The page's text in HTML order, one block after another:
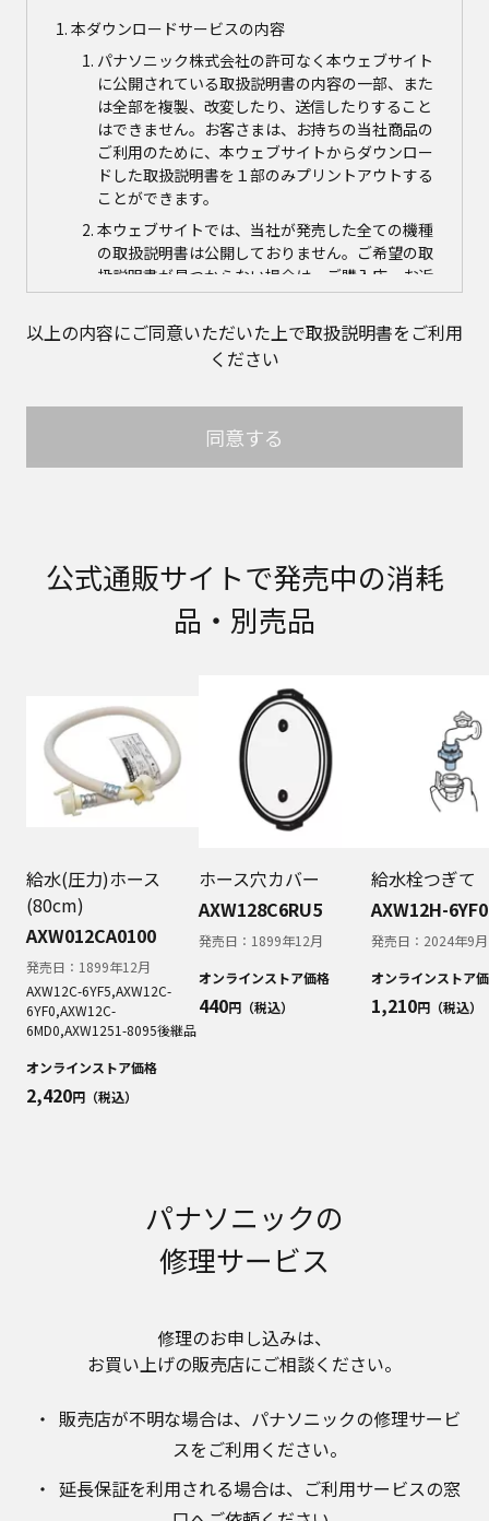
本ダウンロードサービスの内容
パナソニック株式会社の許可なく本ウェブサイト
に公開されている取扱説明書の内容の一部、また
は全部を複製、改変したり、送信したりすること
はできません。お客さまは、お持ちの当社商品の
ご利用のために、本ウェブサイトからダウンロー
ドした取扱説明書を１部のみプリントアウトする
ことができます。
本ウェブサイトでは、当社が発売した全ての機種
の取扱説明書は公開しておりません。ご希望の取
扱説明書が見つからない場合は、ご購入店、お近
くの当社商品の取扱店、または当社サービス会社
に直接お問い合わせの上、ご購入いただきますよ
うお願いいたします。ただし、商品自体の生産中
止などの理由により、当該商品につき取扱説明書
めご了承ください。
本ウェブサイトに公開されている取扱説明書の対
象商品が生産中止などの理由でご購入できない場
のお取り扱いについて。パナソニック株式会社お
内容を、ご相談への対応や修理、その確認などの
する場合や正当な理由がある場合を除き、第三者
に提供しません。お問い合わせは、ご相談された
窓口にご連絡ください。
なお、本ウェブサイトに公開されている取扱説明
書は、原則として商品が発売された当初のものを
掲載しています。したがいまして、会社名やお客
様ご相談窓口の連絡先などが変更されている場合
いる説明書の記載内容と、お客様がお持ちの商品
の仕様がその後のマイナーチェンジにより、異な
る場合があります。本ウェブサイトに公開されて
いる取扱説明書の内容とお手持ちの商品の仕様に
相違がある場合は、ご購入店、お近くの当社商品
の取扱店、または当社サービス会社に直接お問い
合わせください。また、商品に同梱される取扱説
明書が改訂されている場合、当社の選択により、
予告なく、発売当初のものに代えて、改訂版を本
ウェブサイトに掲載する場合もあります。ただ
し、本ウェブサイトに公開されている取扱説明書
の印刷物が同梱されていることがありますが、本
ウェブサイトではそれらの印刷物は公開しており
ませんことをご了承ください。
説明書に記載または別途同梱の別紙にてお客様に
ご提供しておりますが、本ウェブサイトでは別紙
取扱説明書中に記載する安全上のご注意は、法的
規制などの変化に応じて変更する場合がありま
す。お手持ちの商品に関し、本ウェブサイトに公
開されている取扱説明書に記載の安全上のご注意
についてのご質問等がありましたら、ご購入店、
以上の内容にご同意いただいた上で取扱説明書をご利用
ください
同意する
公式通販サイトで発売中の消耗
品・別売品
給水(圧力)ホース
(80cm)
AXW012CA0100
発売日： 1899年12月
AXW12C-6YF5,AXW12C-
6YF0,AXW12C-
6MD0,AXW1251-8095後継品
オンラインストア価格
2,420円（税込）
ホース穴カバー
AXW128C6RU5
発売日： 1899年12月
オンラインストア価格
440円（税込）
給水栓つぎて
AXW12H-6YF0
発売日： 2024年9月
オンラインストア
1,210円（税込）
パナソニックの
修理サービス
修理のお申し込みは、​
お買い上げの販売店にご相談ください。​
販売店が不明な場合は、​パナソニックの修理サービ
スをご利用ください。​
延長保証を利用される場合は、​ご利用サービスの窓